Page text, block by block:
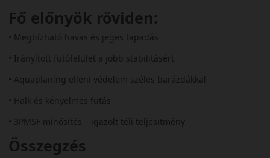
Fő előnyök röviden:
• Megbízható havas és jeges tapadás
• Irányított futófelület a jobb stabilitásért
• Aquaplaning elleni védelem széles barázdákkal
• Halk és kényelmes futás
• 3PMSF minősítés – igazolt téli teljesítmény
Összegzés